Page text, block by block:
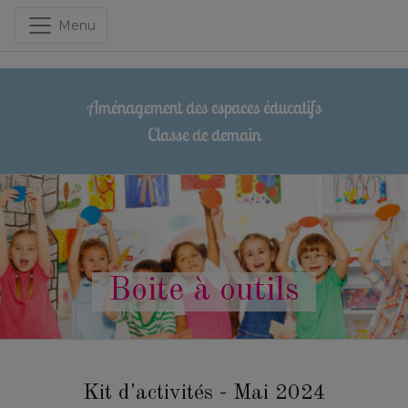
Menu
Aménagement des espaces éducatifs
Classe de demain
Boite à outils
Kit d'activités - Mai 2024